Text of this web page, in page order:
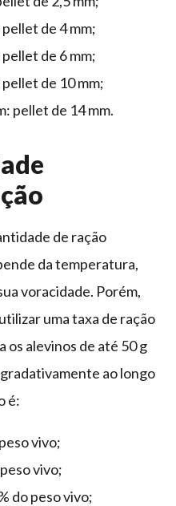
de 4 mm;
de 6 mm;
de 10 mm;
pellet de 14 mm.
de ração
da temperatura,
voracidade. Porém,
uma taxa de ração
os alevinos de até 50 g
ao longo
é:
vivo;
vivo;
do peso vivo;